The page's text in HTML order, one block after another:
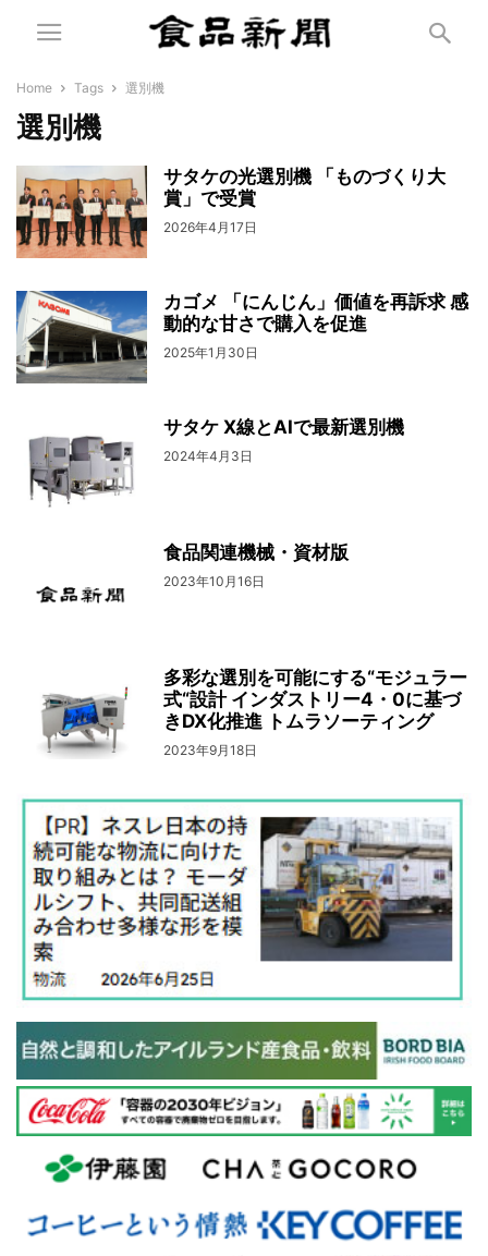
Home Tags 選別機
選別機
サタケの光選別機 「ものづくり大
賞」で受賞
2026年4月17日
カゴメ 「にんじん」価値を再訴求 感
動的な甘さで購入を促進
2025年1月30日
サタケ X線とAIで最新選別機
2024年4月3日
食品関連機械・資材版
2023年10月16日
多彩な選別を可能にする“モジュラー
式“設計 インダストリー4・0に基づ
きDX化推進 トムラソーティング
2023年9月18日